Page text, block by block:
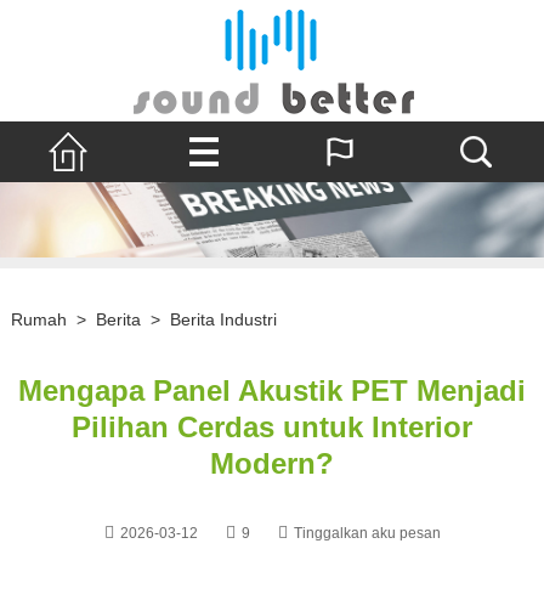
Rumah > Berita > Berita Industri
Mengapa Panel Akustik PET Menjadi
Pilihan Cerdas untuk Interior
Modern?
2026-03-12 9 Tinggalkan aku pesan